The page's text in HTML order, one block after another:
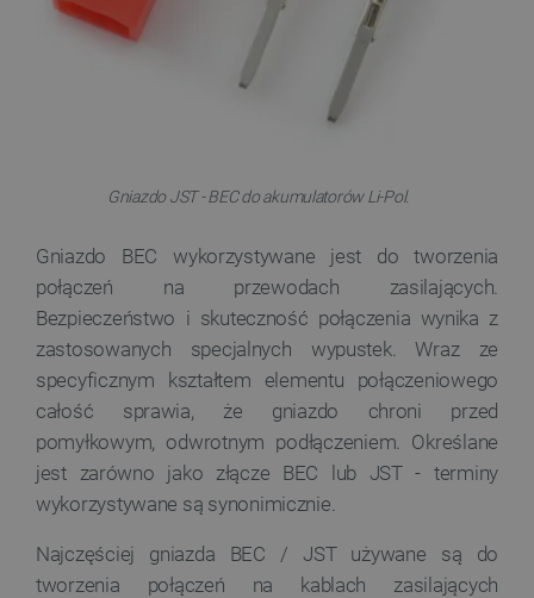
Gniazdo JST - BEC do akumulatorów Li-Pol.
Gniazdo BEC wykorzystywane jest do tworzenia
połączeń na przewodach zasilających.
Bezpieczeństwo i skuteczność połączenia wynika z
zastosowanych specjalnych wypustek. Wraz ze
specyficznym kształtem elementu połączeniowego
całość sprawia, że gniazdo chroni przed
pomyłkowym, odwrotnym podłączeniem. Określane
jest zarówno jako złącze BEC lub JST - terminy
wykorzystywane są synonimicznie.
Najczęściej gniazda BEC / JST używane są do
tworzenia połączeń na kablach zasilających